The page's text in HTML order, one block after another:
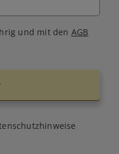
und mit den AGB